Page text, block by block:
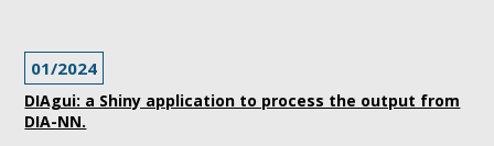
01/2024
DIAgui: a Shiny application to process the output from
DIA-NN.